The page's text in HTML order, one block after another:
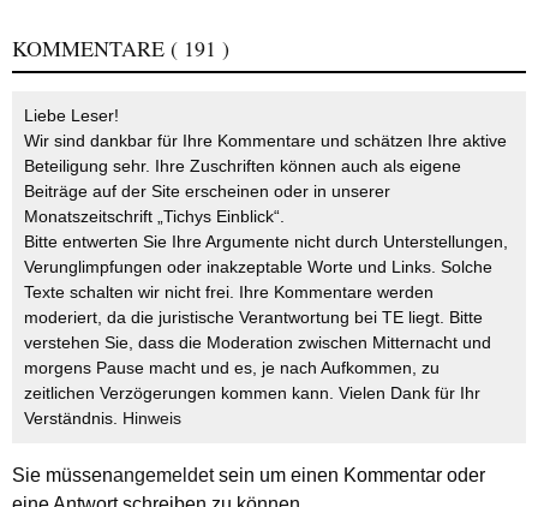
KOMMENTARE ( 191 )
Liebe Leser!
Wir sind dankbar für Ihre Kommentare und schätzen Ihre aktive
Beteiligung sehr. Ihre Zuschriften können auch als eigene
Beiträge auf der Site erscheinen oder in unserer
Monatszeitschrift „Tichys Einblick“.
Bitte entwerten Sie Ihre Argumente nicht durch Unterstellungen,
Verunglimpfungen oder inakzeptable Worte und Links. Solche
Texte schalten wir nicht frei. Ihre Kommentare werden
moderiert, da die juristische Verantwortung bei TE liegt. Bitte
verstehen Sie, dass die Moderation zwischen Mitternacht und
morgens Pause macht und es, je nach Aufkommen, zu
zeitlichen Verzögerungen kommen kann. Vielen Dank für Ihr
Verständnis. Hinweis
Sie müssenangemeldetsein um einen Kommentar oder